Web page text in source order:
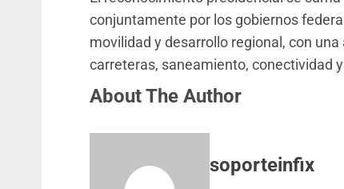
conjuntamente por los gobiernos
movilidad y desarrollo regional, con
carreteras, saneamiento, conectividad
About The Author
soporteinfix